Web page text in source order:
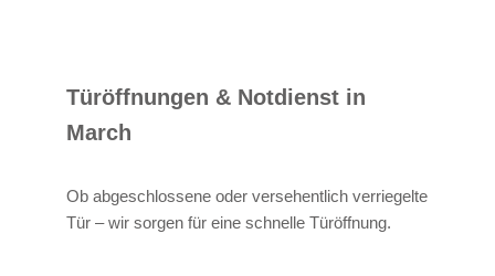
Türöffnungen & Notdienst in
March
Ob abgeschlossene oder versehentlich verriegelte
Tür – wir sorgen für eine schnelle Türöffnung.